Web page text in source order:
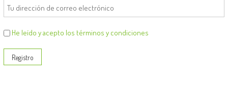
He leído y acepto los términos y condiciones